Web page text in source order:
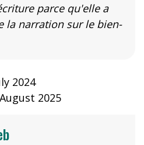
parce qu'elle a
la narration sur le bien-
2024
August 2025